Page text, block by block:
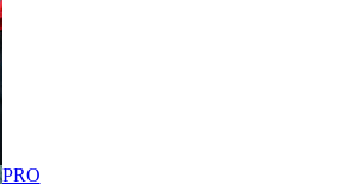
PRO